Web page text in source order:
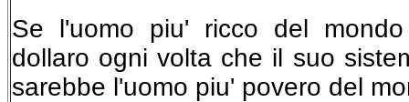
Se l'uomo piu' ricco del
dollaro ogni volta che il suo
sarebbe l'uomo piu' povero del